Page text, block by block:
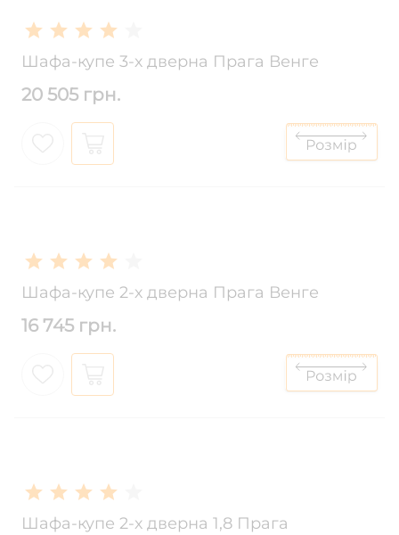
Шафа-купе 3-х дверна Прага Венге
20 505 грн.
Шафа-купе 2-х дверна Прага Венге
16 745 грн.
Шафа-купе 2-х дверна 1,8 Прага